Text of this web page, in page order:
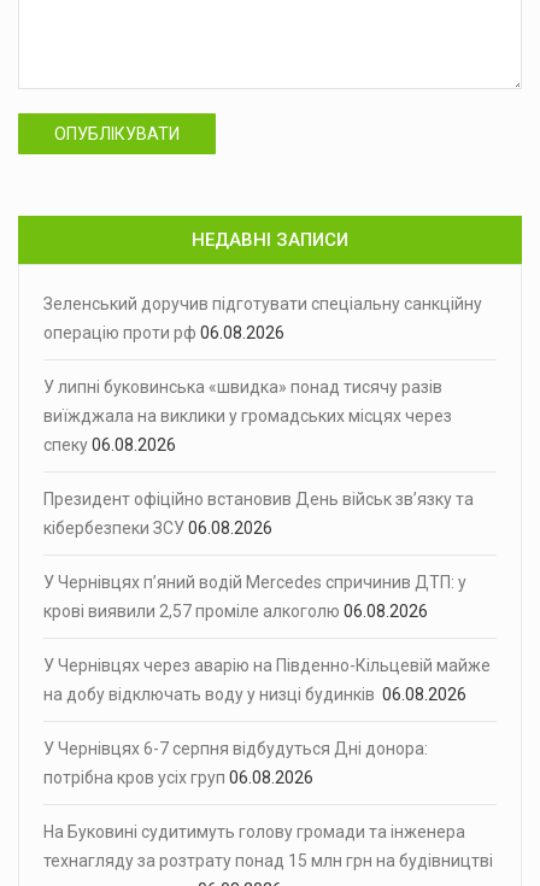
ОПУБЛІКУВАТИ
НЕДАВНІ ЗАПИСИ
Зеленський доручив підготувати спеціальну санкційну
операцію проти рф 06.08.2026
У липні буковинська «швидка» понад тисячу разів
виїжджала на виклики у громадських місцях через
спеку06.08.2026
Президент офіційно встановив День військ зв’язку та
кібербезпеки ЗСУ06.08.2026
У Чернівцях п’яний водій Mercedes спричинив ДТП: у
крові виявили 2,57 проміле алкоголю 06.08.2026
У Чернівцях через аварію на Південно-Кільцевій майже
на добу відключать воду у низці будинків 06.08.2026
У Чернівцях 6-7 серпня відбудуться Дні донора:
потрібна кров усіх груп 06.08.2026
На Буковині судитимуть голову громади та інженера
технагляду за розтрату понад 15 млн грн на будівництві